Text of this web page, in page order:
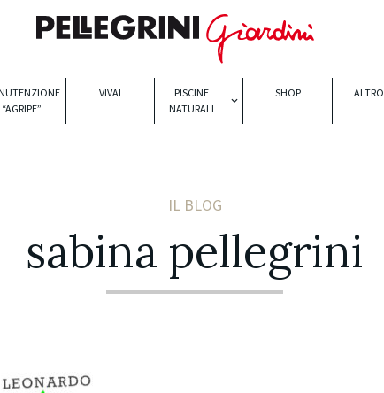
“AGRIPE”
VIVAI
PISCINE
NATURALI
SHOP ALTRO
IL BLOG
sabina pellegrini